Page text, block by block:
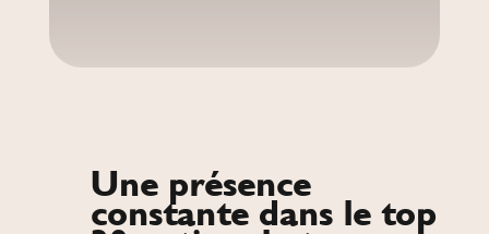
Une présence
constante dans le top